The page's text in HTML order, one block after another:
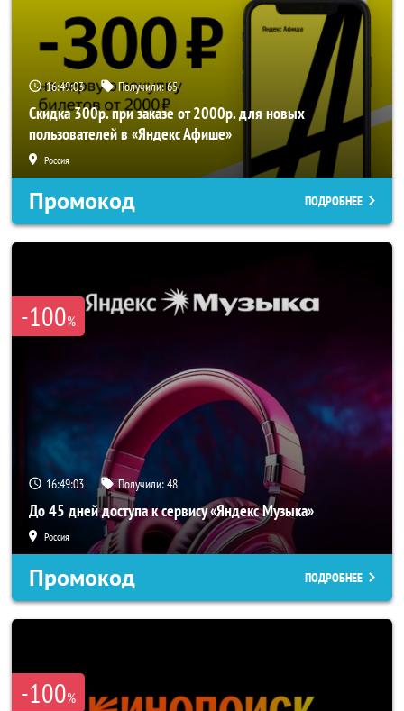
16:49:03 Получили:65
Скидка 300р. при заказе от 2000р. для новых
пользователей в «Яндекс Афише»
Россия
Промокод ПОДРОБНЕЕ
-100%
16:49:03 Получили:48
До 45 дней доступа к сервису «Яндекс Музыка»
Россия
Промокод ПОДРОБНЕЕ
-100%